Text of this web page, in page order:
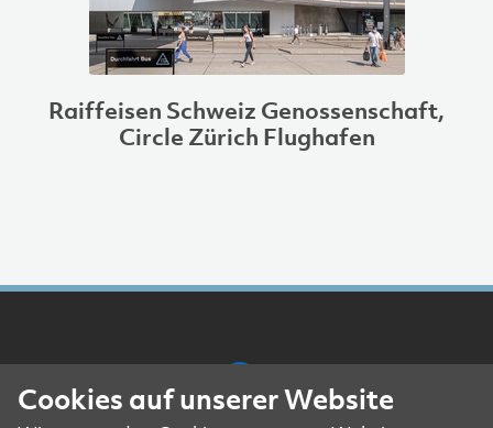
Raiffeisen Schweiz Genossenschaft,
Circle Zürich Flughafen
Cookies auf unserer Website